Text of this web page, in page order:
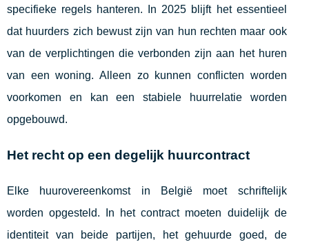
specifieke regels hanteren. In 2025 blijft het essentieel
dat huurders zich bewust zijn van hun rechten maar ook
van de verplichtingen die verbonden zijn aan het huren
van een woning. Alleen zo kunnen conflicten worden
voorkomen en kan een stabiele huurrelatie worden
opgebouwd.
Het recht op een degelijk huurcontract
Elke huurovereenkomst in België moet schriftelijk
worden opgesteld. In het contract moeten duidelijk de
identiteit van beide partijen, het gehuurde goed, de